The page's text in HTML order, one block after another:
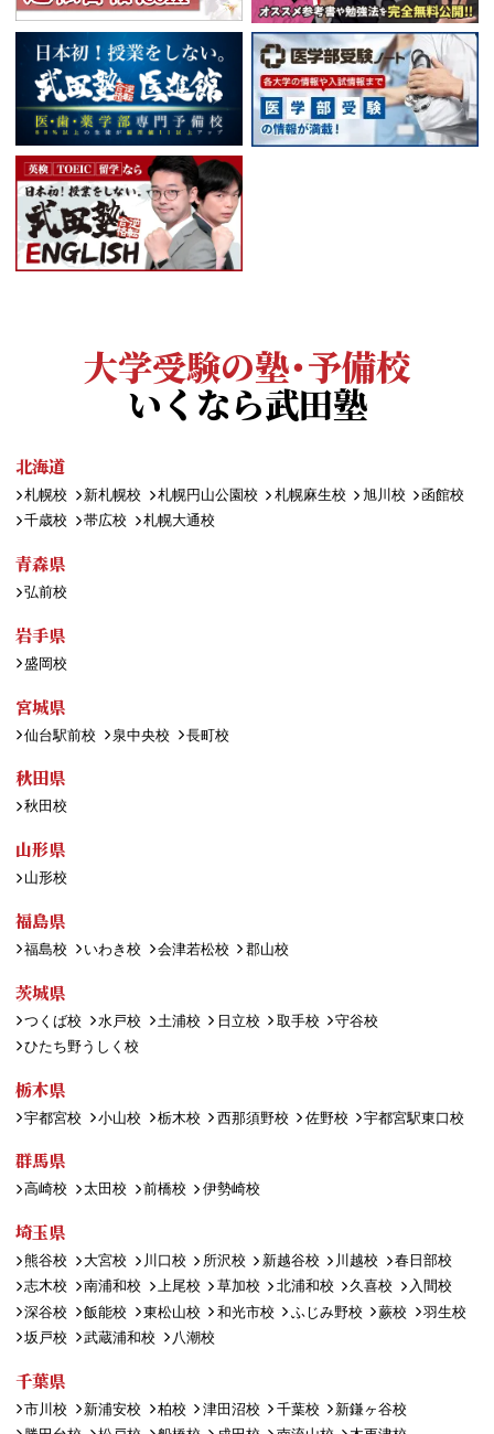
大学受験の塾・予備校
いくなら武田塾
北海道
札幌校 新札幌校 札幌円山公園校 札幌麻生校 旭川校
函館校
千歳校
帯広校 札幌大通校
青森県
弘前校
岩手県
盛岡校
宮城県
仙台駅前校 泉中央校 長町校
秋田県
秋田校
山形県
山形校
福島県
福島校 いわき校 会津若松校 郡山校
茨城県
つくば校 水戸校 土浦校 日立校 取手校
守谷校
ひたち野うしく校
栃木県
宇都宮校 小山校 栃木校 西那須野校 佐野校 宇都宮駅東口校
群馬県
高崎校 太田校 前橋校 伊勢崎校
埼玉県
熊谷校 大宮校 川口校 所沢校 新越谷校 川越校
春日部校
志木校
南浦和校 上尾校 草加校 北浦和校 久喜校
入間校
深谷校
飯能校 東松山校 和光市校 ふじみ野校 蕨校
羽生校
坂戸校
武蔵浦和校 八潮校
千葉県
市川校 新浦安校 柏校 津田沼校 千葉校
新鎌ヶ谷校